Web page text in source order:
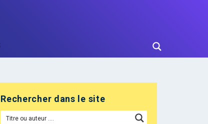
Rechercher dans le site